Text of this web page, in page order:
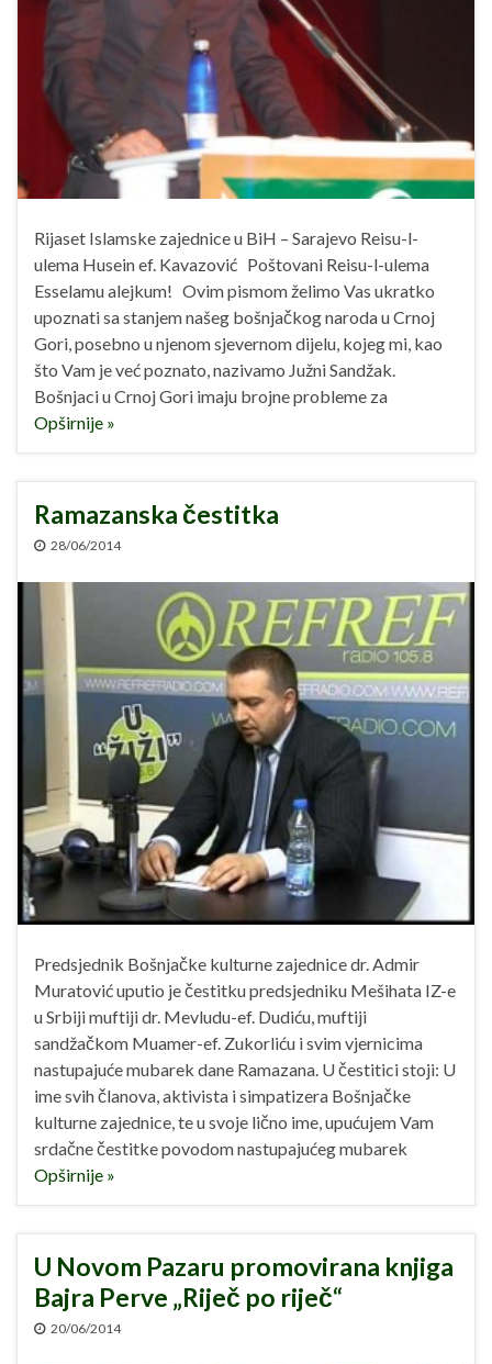
Rijaset Islamske zajednice u BiH – Sarajevo Reisu-l-
ulema Husein ef. Kavazović Poštovani Reisu-l-ulema
Esselamu alejkum! Ovim pismom želimo Vas ukratko
upoznati sa stanjem našeg bošnjačkog naroda u Crnoj
Gori, posebno u njenom sjevernom dijelu, kojeg mi, kao
što Vam je već poznato, nazivamo Južni Sandžak.
Bošnjaci u Crnoj Gori imaju brojne probleme za
Opširnije »
Ramazanska čestitka
28/06/2014
Predsjednik Bošnjačke kulturne zajednice dr. Admir
Muratović uputio je čestitku predsjedniku Mešihata IZ-e
u Srbiji muftiji dr. Mevludu-ef. Dudiću, muftiji
sandžačkom Muamer-ef. Zukorliću i svim vjernicima
nastupajuće mubarek dane Ramazana. U čestitici stoji: U
ime svih članova, aktivista i simpatizera Bošnjačke
kulturne zajednice, te u svoje lično ime, upućujem Vam
srdačne čestitke povodom nastupajućeg mubarek
Opširnije »
U Novom Pazaru promovirana knjiga
Bajra Perve „Riječ po riječ“
20/06/2014